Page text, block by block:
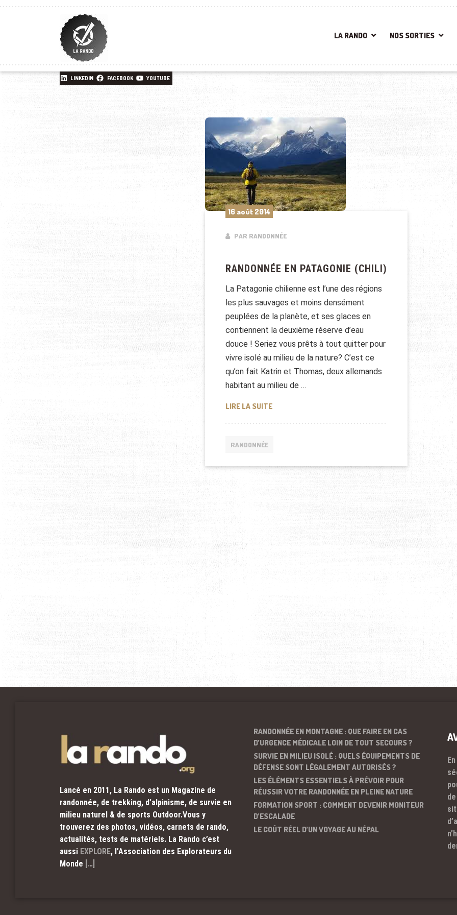
LA RANDO NOS SORTIES
LINKEDIN FACEBOOK YOUTUBE
16 août 2014
PAR RANDONNÉE
RANDONNÉE EN PATAGONIE (CHILI)
La Patagonie chilienne est l’une des régions
les plus sauvages et moins densément
peuplées de la planète, et ses glaces en
contiennent la deuxième réserve d’eau
douce ! Seriez vous prêts à tout quitter pour
vivre isolé au milieu de la nature? C’est ce
qu’on fait Katrin et Thomas, deux allemands
habitant au milieu de …
LIRE LA SUITERANDONNÉE EN PATAGONIE (CHILI)
RANDONNÉE
Lancé en 2011, La Rando est un Magazine de
randonnée, de trekking, d’alpinisme, de survie en
milieu naturel & de sports Outdoor.Vous y
trouverez des photos, vidéos, carnets de rando,
actualités, tests de matériels. La Rando c’est
aussi EXPLORE, l’Association des Explorateurs du
Monde […]
RANDONNÉE EN MONTAGNE : QUE FAIRE EN CAS
D’URGENCE MÉDICALE LOIN DE TOUT SECOURS ?
SURVIE EN MILIEU ISOLÉ : QUELS ÉQUIPEMENTS DE
DÉFENSE SONT LÉGALEMENT AUTORISÉS ?
LES ÉLÉMENTS ESSENTIELS À PRÉVOIR POUR
RÉUSSIR VOTRE RANDONNÉE EN PLEINE NATURE
FORMATION SPORT : COMMENT DEVENIR MONITEUR
D’ESCALADE
LE COÛT RÉEL D’UN VOYAGE AU NÉPAL